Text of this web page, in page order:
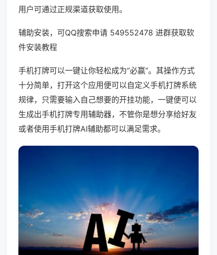
用户可通过正规渠道获取使用。
辅助安装，可QQ搜索申请 549552478 进群获取软
件安装教程
手机打牌可以一键让你轻松成为“必赢”。其操作方式
十分简单，打开这个应用便可以自定义手机打牌系统
规律，只需要输入自己想要的开挂功能，一键便可以
生成出手机打牌专用辅助器，不管你是想分享给好友
或者使用手机打牌AI辅助都可以满足需求。